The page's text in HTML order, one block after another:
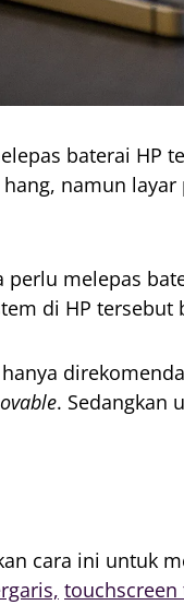
baterai HP
namun
perlu melepas
di HP tersebut
. Sedangkan
cara ini untuk